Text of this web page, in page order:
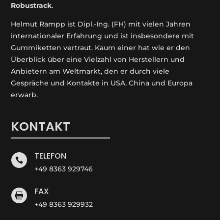
Robustrack.
Helmut Rampp ist Dipl.-Ing. (FH) mit vielen Jahren
internationaler Erfahrung und ist insbesondere mit
Gummiketten vertraut. Kaum einer hat wie er den
Überblick über eine Vielzahl von Herstellern und
Anbietern am Weltmarkt, den er durch viele
Gespräche und Kontakte in USA, China und Europa
erwarb.
KONTAKT
 TELEFON
+49 8363 929746
 FAX
+49 8363 929932